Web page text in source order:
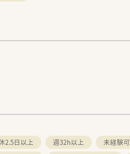
2.5日以上 週32h以上 未経験可